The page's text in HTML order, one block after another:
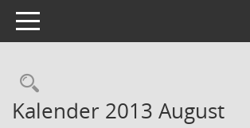
Toggle navigation
Rechercheauswahl
Kalender 2013 August